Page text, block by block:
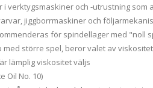
verktygsmaskiner och -utrustning som
jiggborrmaskiner och
för spindellager med "noll
med större spel, beror valet av
lämplig viskositet väljs
Oil No. 10)